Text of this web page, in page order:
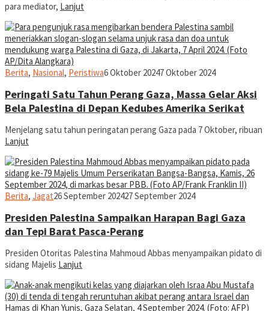
para mediator, Lanjut
Berita, Nasional, Peristiwajurnal
6 Oktober 20247 Oktober 2024
Peringati Satu Tahun Perang Gaza, Massa Gelar Aksi
Bela Palestina di Depan Kedubes Amerika Serikat
Menjelang satu tahun peringatan perang Gaza pada 7 Oktober, ribuan
Lanjut
Berita, Jagatjurnal
26 September 202427 September 2024
Presiden Palestina Sampaikan Harapan Bagi Gaza
dan Tepi Barat Pasca-Perang
Presiden Otoritas Palestina Mahmoud Abbas menyampaikan pidato di
sidang Majelis Lanjut